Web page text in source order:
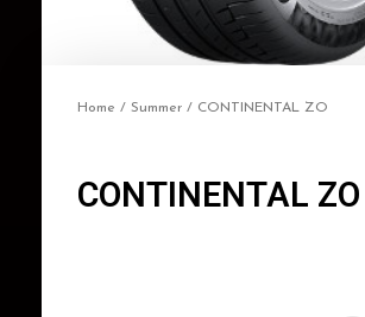
Home / Summer / CONTINENTAL ZO
CONTINENTAL ZO